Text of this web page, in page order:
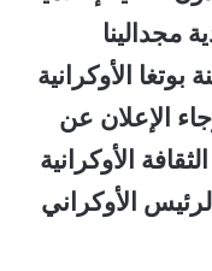
مجدالينا
الأوكرانية
الإعلان عن
الأوكرانية
الأوكراني